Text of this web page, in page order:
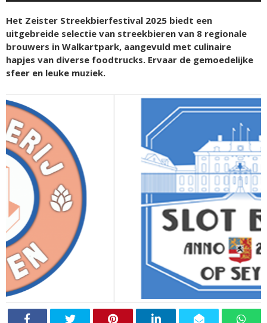
Het Zeister Streekbierfestival 2025 biedt een
uitgebreide selectie van streekbieren van 8 regionale
brouwers in Walkartpark, aangevuld met culinaire
hapjes van diverse foodtrucks. Ervaar de gemoedelijke
sfeer en leuke muziek.